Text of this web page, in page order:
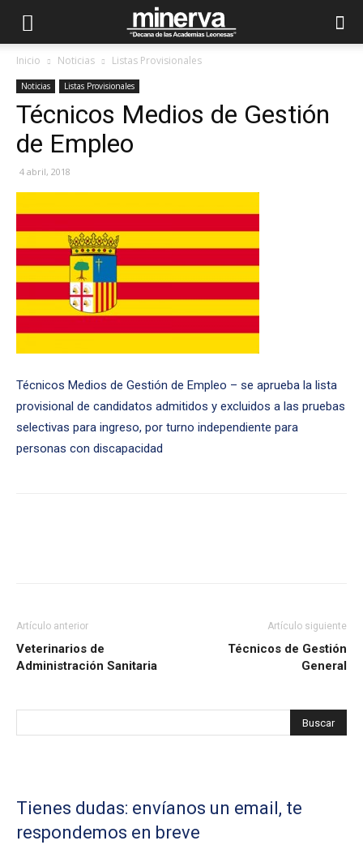
Inicio Noticias Listas Provisionales
Noticias Listas Provisionales
Técnicos Medios de Gestión
de Empleo
4 abril, 2018
Técnicos Medios de Gestión de Empleo – se aprueba la lista
provisional de candidatos admitidos y excluidos a las pruebas
selectivas para ingreso, por turno independiente para
personas con discapacidad
Artículo anterior
Veterinarios de
Administración Sanitaria
Artículo siguiente
Técnicos de Gestión
General
Tienes dudas: envíanos un email, te
respondemos en breve